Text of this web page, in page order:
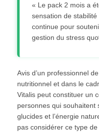
« Le pack 2 mois a
sensation de
continue pour
gestion du stress
Avis d’un professionnel
nutritionnel et dans le
Vitalis peut constituer un
personnes qui souhaitent
glucides et l’énergie
pas considérer ce type